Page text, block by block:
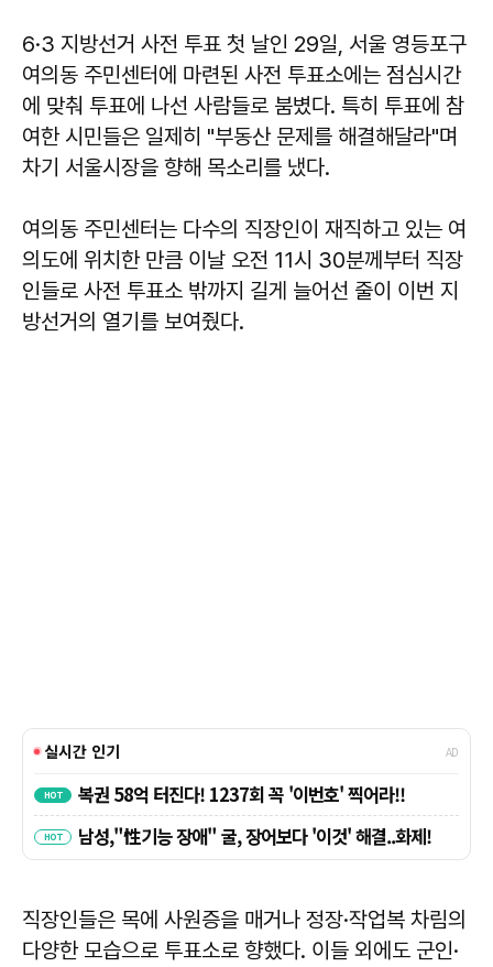
6·3 지방선거 사전 투표 첫 날인 29일, 서울 영등포구
여의동 주민센터에 마련된 사전 투표소에는 점심시간
에 맞춰 투표에 나선 사람들로 붐볐다. 특히 투표에 참
여한 시민들은 일제히 "부동산 문제를 해결해달라"며
차기 서울시장을 향해 목소리를 냈다.
여의동 주민센터는 다수의 직장인이 재직하고 있는 여
의도에 위치한 만큼 이날 오전 11시 30분께부터 직장
인들로 사전 투표소 밖까지 길게 늘어선 줄이 이번 지
방선거의 열기를 보여줬다.
직장인들은 목에 사원증을 매거나 정장·작업복 차림의
다양한 모습으로 투표소로 향했다. 이들 외에도 군인·